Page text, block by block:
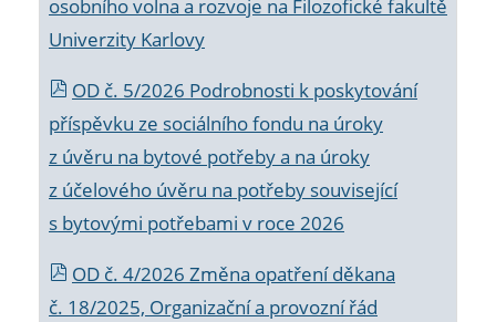
osobního volna a rozvoje na Filozofické fakultě
Univerzity Karlovy
OD č. 5/2026 Podrobnosti k poskytování
příspěvku ze sociálního fondu na úroky
z úvěru na bytové potřeby a na úroky
z účelového úvěru na potřeby související
s bytovými potřebami v roce 2026
OD č. 4/2026 Změna opatření děkana
č. 18/2025, Organizační a provozní řád